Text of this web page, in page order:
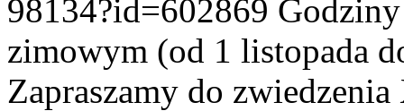
98134?id=602869
zimowym (od 1 listopada
Zapraszamy do